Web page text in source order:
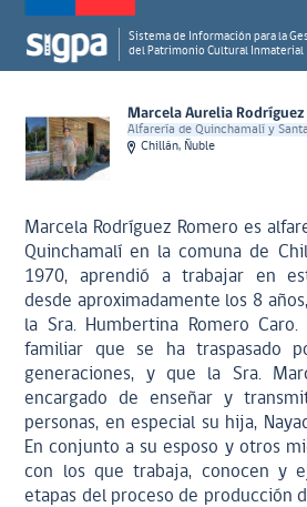
Sistema de Información para la
del Patrimonio Cultural Inmaterial
Marcela Aurelia Rodríguez
Alfarería de Quinchamalí y
Chillán, Ñuble
Marcela Rodríguez Romero es
Quinchamalí en la comuna de
1970, aprendió a trabajar en
desde aproximadamente los 8
la Sra. Humbertina Romero
familiar que se ha traspasado
generaciones, y que la Sra.
encargado de enseñar y
personas, en especial su hija,
En conjunto a su esposo y otros
con los que trabaja, conocen y
etapas del proceso de producción